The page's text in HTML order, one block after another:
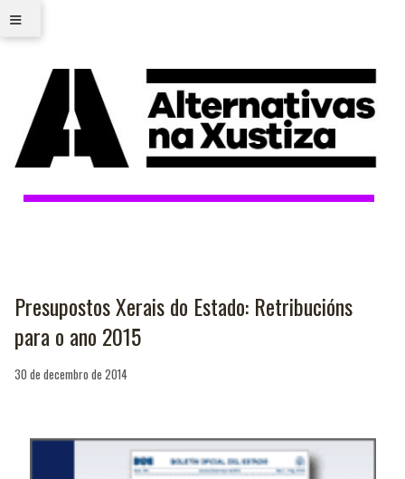
≡
Presupostos Xerais do Estado: Retribucións
para o ano 2015
30 de decembro de 2014